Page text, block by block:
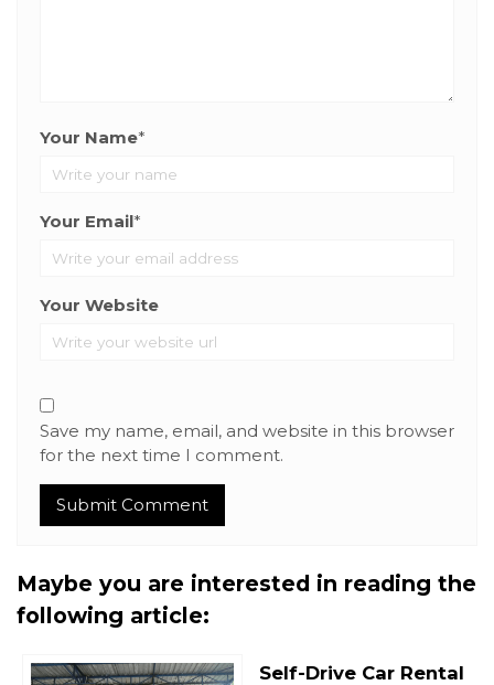
Your Name*
Your Email*
Your Website
Save my name, email, and website in this browser
for the next time I comment.
Maybe you are interested in reading the
following article:
Self-Drive Car Rental